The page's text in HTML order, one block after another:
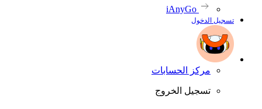
iAnyGo
تسجيل الدخول
مركز الحسابات
تسجيل الخروج